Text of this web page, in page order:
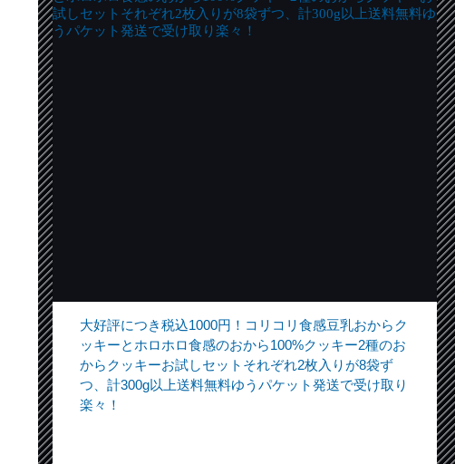
大好評につき税込1000円！コリコリ食感豆乳おからク
ッキーとホロホロ食感のおから100%クッキー2種のお
からクッキーお試しセットそれぞれ2枚入りが8袋ず
つ、計300g以上送料無料ゆうパケット発送で受け取り
楽々！